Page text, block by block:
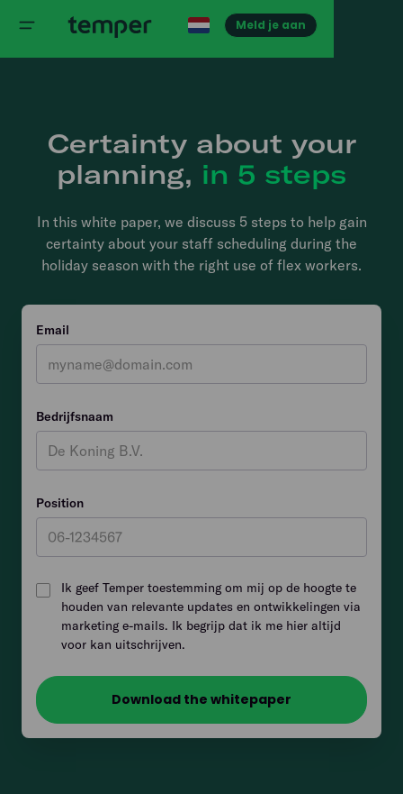
Meld je aan
Certainty about your
planning, in 5 steps
In this white paper, we discuss 5 steps to help gain
certainty about your staff scheduling during the
holiday season with the right use of flex workers.
Email
Bedrijfsnaam
Position
Ik geef Temper toestemming om mij op de hoogte te
houden van relevante updates en ontwikkelingen via
marketing e-mails. Ik begrijp dat ik me hier altijd
voor kan uitschrijven.
Download the whitepaper